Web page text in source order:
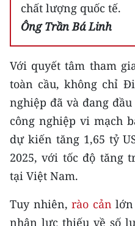
chất lượng quốc tế.
Ông Trần Bá Linh
Với quyết tâm tham
toàn cầu, không chỉ
nghiệp đã và đang
công nghiệp vi mạch
dự kiến tăng 1,65 tỷ
2025, với tốc độ tăng
tại Việt Nam.
Tuy nhiên,rào cản
nhân lực thiếu về số